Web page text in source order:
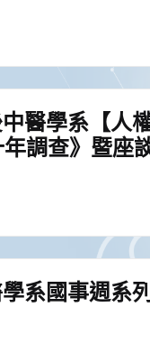
醫學系【人
調查》暨座談
系國事週系